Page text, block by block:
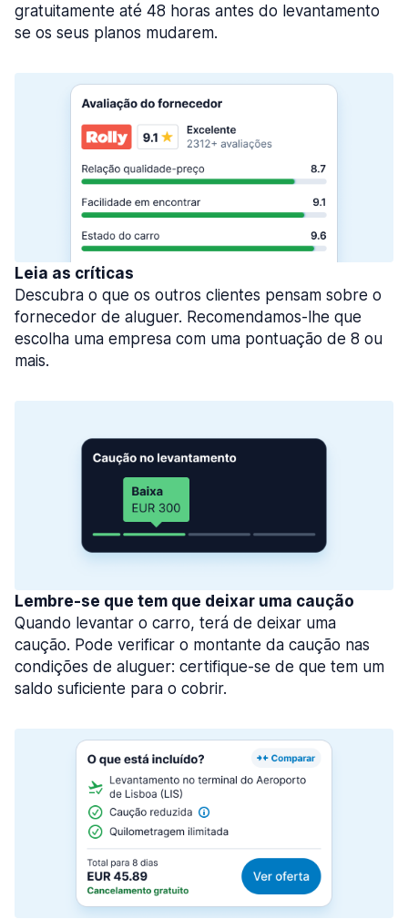
gratuitamente até 48 horas antes do levantamento
se os seus planos mudarem.
Leia as críticas
Descubra o que os outros clientes pensam sobre o
fornecedor de aluguer. Recomendamos-lhe que
escolha uma empresa com uma pontuação de 8 ou
mais.
Lembre-se que tem que deixar uma caução
Quando levantar o carro, terá de deixar uma
caução. Pode verificar o montante da caução nas
condições de aluguer: certifique-se de que tem um
saldo suficiente para o cobrir.